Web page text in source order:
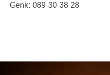
Genk: 089 30 38 28